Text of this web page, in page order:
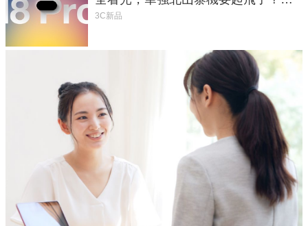
家曝山寨機無法復刻兩大關鍵
3C新品